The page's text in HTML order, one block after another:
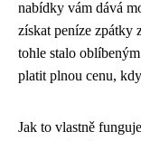
nabídky vám dává
získat peníze zpátky
tohle stalo
platit plnou cenu,
Jak to vlastně